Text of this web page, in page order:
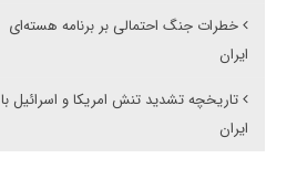
خطرات جنگ احتمالی بر برنامه هسته‌ای
ایران
تاریخچه تشدید تنش امریکا و اسرائیل با
ایران